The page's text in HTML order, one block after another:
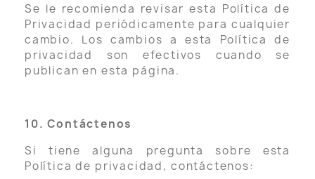
Se le recomienda revisar esta Política de
Privacidad periódicamente para cualquier
cambio. Los cambios a esta Política de
privacidad son efectivos cuando se
publican en esta página.
10. Contáctenos
Si tiene alguna pregunta sobre esta
Política de privacidad, contáctenos: